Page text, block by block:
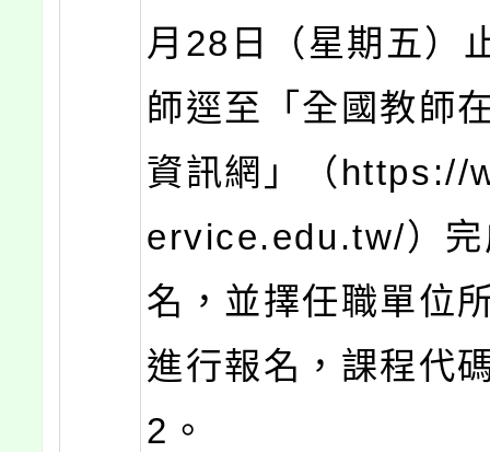
月28日（星期五）
師逕至「全國教師
資訊網」（https://
ervice.edu.tw/）完
名，並擇任職單位
進行報名，課程代
2。